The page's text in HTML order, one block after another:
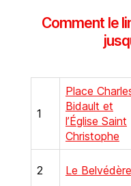
Comment le
1
Place
Bidault et
l’Église Saint
Christophe
2 Le Belvédère